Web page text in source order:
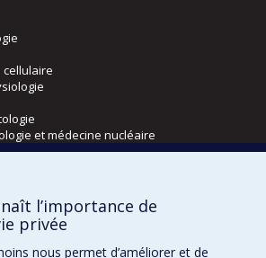
cellulaire
et médecine nucléaire
de l’activité physique
l’importance de
privée
nous permet d’améliorer et de